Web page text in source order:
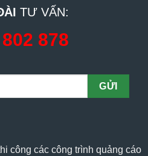
TƯ VẤN:
878
công các công trình quảng cáo